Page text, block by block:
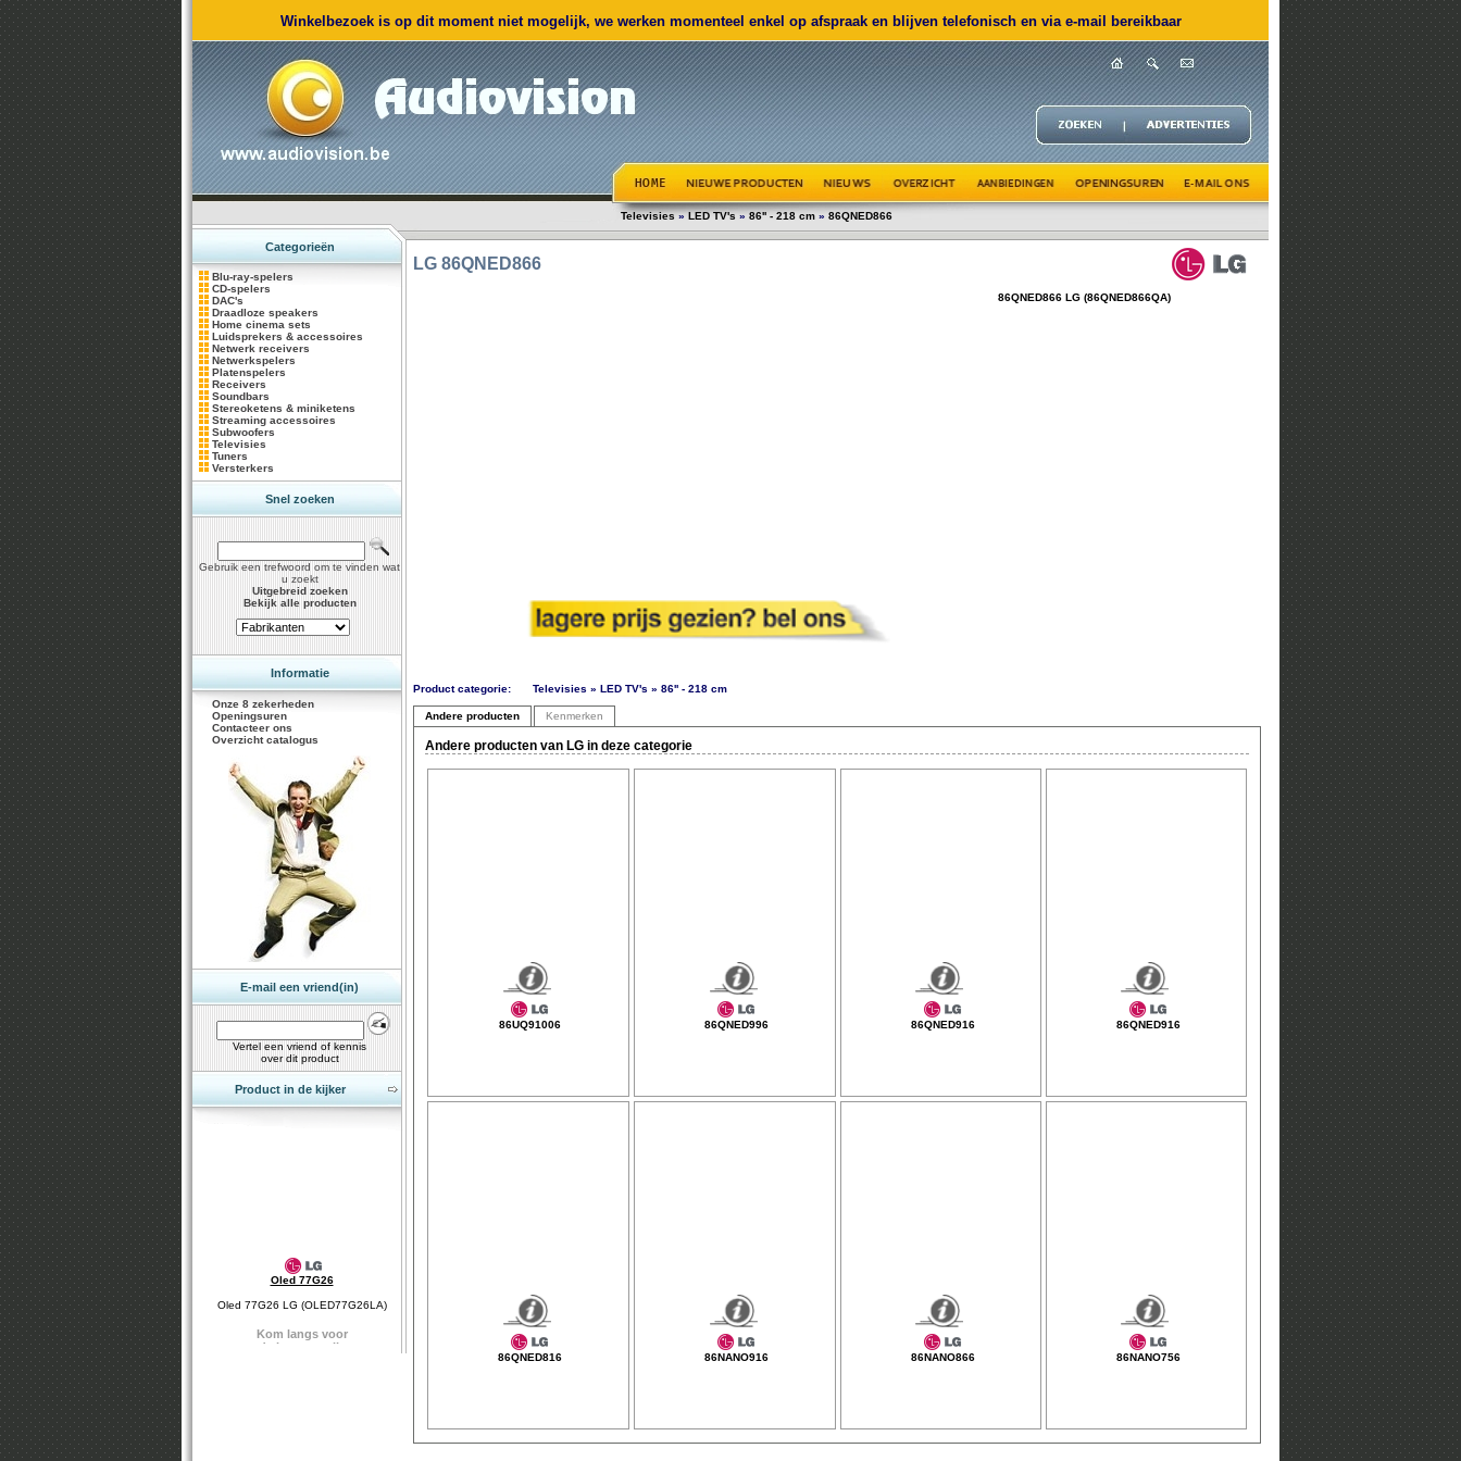
Winkelbezoek is op dit moment niet mogelijk, we werken momenteel enkel op afspraak en blijven telefonisch en via e-mail bereikbaar
Televisies»LED TV's » 86'' - 218 cm » 86QNED866
Categorieën
Blu-ray-spelers
CD-spelers
DAC's
Draadloze speakers
Home cinema sets
Luidsprekers & accessoires
Netwerk receivers
Netwerkspelers
Platenspelers
Receivers
Soundbars
Stereoketens & miniketens
Streaming accessoires
Subwoofers
Televisies
Tuners
Versterkers
Snel zoeken
Gebruik een trefwoord om te vinden wat
u zoekt
Uitgebreid zoeken
Bekijk alle producten
Informatie
Onze 8 zekerheden
Openingsuren
Contacteer ons
Overzicht catalogus
E-mail een vriend(in)
Vertel een vriend of kennis
over dit product
Product in de kijker
Oled 77G26
Oled 77G26 LG (OLED77G26LA)
LG 86QNED866
86QNED866 LG (86QNED866QA)
Product categorie: Televisies » LED TV's » 86'' - 218 cm
Andere producten Kenmerken
Andere producten van LG in deze categorie
86UQ91006 86QNED996 86QNED916 86QNED916
86QNED816 86NANO916 86NANO866 86NANO756